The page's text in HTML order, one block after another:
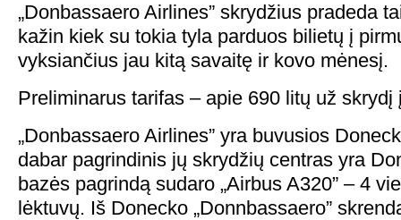
„Donbassaero Airlines” skrydžius pradeda
kažin kiek su tokia tyla parduos bilietų į
vyksiančius jau kitą savaitę ir kovo mėnesį.
Preliminarus tarifas – apie 690 litų už skrydį
„Donbassaero Airlines” yra buvusios
dabar pagrindinis jų skrydžių centras yra
bazės pagrindą sudaro „Airbus A320” – 4
lėktuvų. Iš Donecko „Donnbassaero”